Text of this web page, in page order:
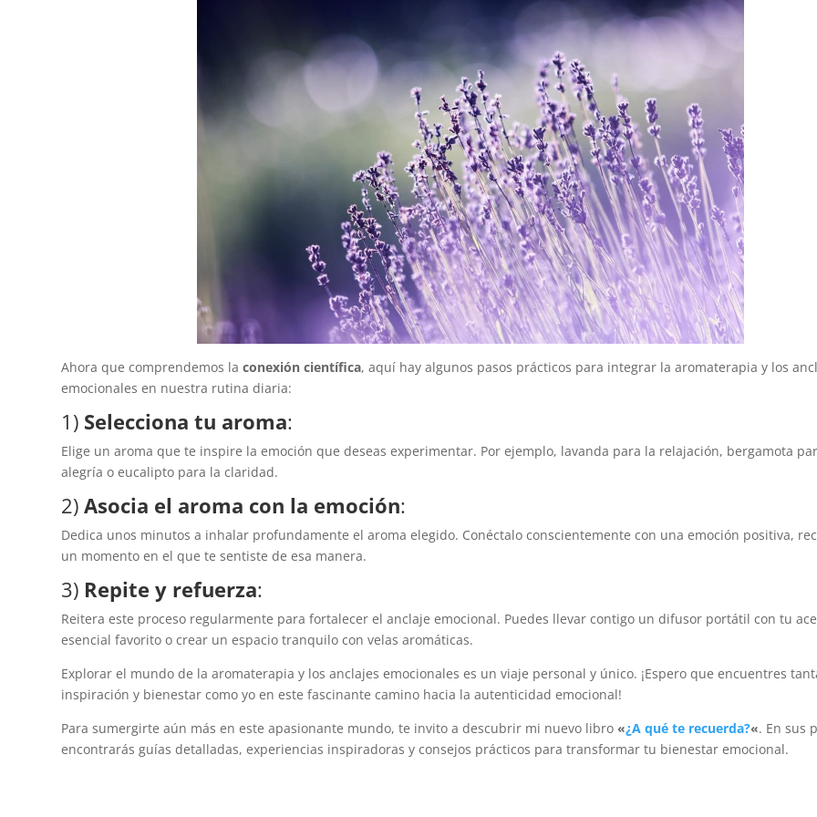
Ahora que comprendemos laconexión científica, aquí hay algunos pasos prácticos para integrar la aromaterapia y los
emocionales en nuestra rutina diaria:
1) Selecciona tu aroma:
Elige un aroma que te inspire la emoción que deseas experimentar. Por ejemplo, lavanda para la relajación, bergamota
alegría o eucalipto para la claridad.
2)Asocia el aroma con la emoción:
Dedica unos minutos a inhalar profundamente el aroma elegido. Conéctalo conscientemente con una emoción positiva,
un momento en el que te sentiste de esa manera.
3) Repite y refuerza:
Reitera este proceso regularmente para fortalecer el anclaje emocional. Puedes llevar contigo un difusor portátil con tu
esencial favorito o crear un espacio tranquilo con velas aromáticas.
Explorar el mundo de la aromaterapia y los anclajes emocionales es un viaje personal y único. ¡Espero que encuentres
inspiración y bienestar como yo en este fascinante camino hacia la autenticidad emocional!
Para sumergirte aún más en este apasionante mundo, te invito a descubrir mi nuevo libro «¿A qué te recuerda?«. En sus
encontrarás guías detalladas, experiencias inspiradoras y consejos prácticos para transformar tu bienestar emocional.